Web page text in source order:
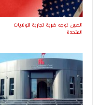
الصين توجه ضربة تجارية للولايات
المتحدة